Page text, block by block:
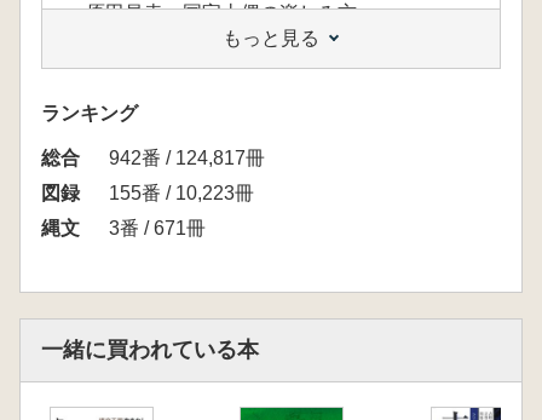
原田昌幸 国宝土偶の楽しみ方
守矢昌文 国宝土偶を掘る
第5章 原始・古代のヒトガタ 当館所蔵品よ
もっと見る
ランキング
総合
942番 / 124,817冊
図録
155番 / 10,223冊
縄文
3番 / 671冊
一緒に買われている本